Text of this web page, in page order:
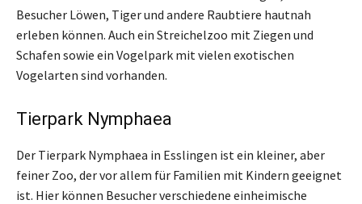
Besucher Löwen, Tiger und andere Raubtiere hautnah
erleben können. Auch ein Streichelzoo mit Ziegen und
Schafen sowie ein Vogelpark mit vielen exotischen
Vogelarten sind vorhanden.
Tierpark Nymphaea
Der Tierpark Nymphaea in Esslingen ist ein kleiner, aber
feiner Zoo, der vor allem für Familien mit Kindern geeignet
ist. Hier können Besucher verschiedene einheimische